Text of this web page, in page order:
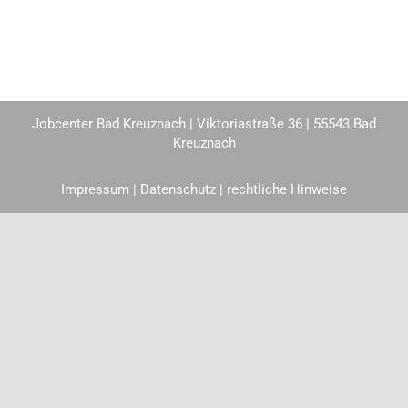
Jobcenter Bad Kreuznach | Viktoriastraße 36 | 55543 Bad
Kreuznach
Impressum | Datenschutz | rechtliche Hinweise